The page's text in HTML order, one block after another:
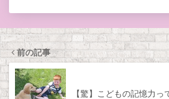
前の記事
【驚】こどもの記憶力